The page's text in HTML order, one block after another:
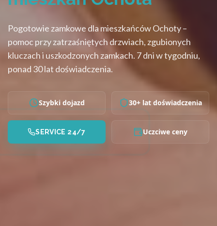
Pogotowie zamkowe dla mieszkańców Ochoty –
pomoc przy zatrzaśniętych drzwiach, zgubionych
kluczach i uszkodzonych zamkach. 7 dni w tygodniu,
ponad 30 lat doświadczenia.
Szybki dojazd 30+ lat doświadczenia
SERVICE 24/7 Uczciwe ceny